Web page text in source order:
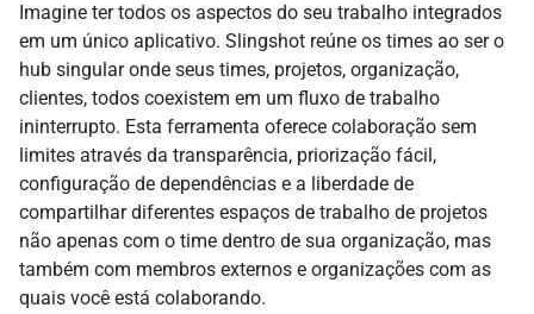
Imagine ter todos os aspectos do seu trabalho integrados
em um único aplicativo. Slingshot reúne os times ao ser o
hub singular onde seus times, projetos, organização,
clientes, todos coexistem em um fluxo de trabalho
ininterrupto. Esta ferramenta oferece colaboração sem
limites através da transparência, priorização fácil,
configuração de dependências e a liberdade de
compartilhar diferentes espaços de trabalho de projetos
não apenas com o time dentro de sua organização, mas
também com membros externos e organizações com as
quais você está colaborando.